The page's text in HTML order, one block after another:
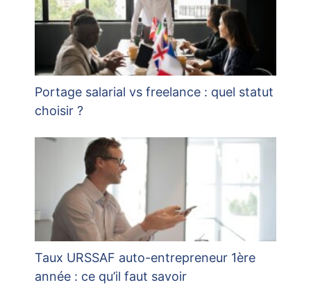
Portage salarial vs freelance : quel statut
choisir ?
Taux URSSAF auto-entrepreneur 1ère
année : ce qu’il faut savoir